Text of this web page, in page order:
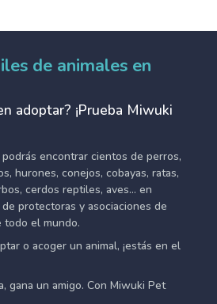
de animales en
adoptar? ¡Prueba Miwuki
encontrar cientos de perros,
hurones, conejos, cobayas, ratas,
cerdos reptiles, aves... en
protectoras y asociaciones de
todo el mundo.
o acoger un animal, ¡estás en el
gana un amigo. Con Miwuki Pet